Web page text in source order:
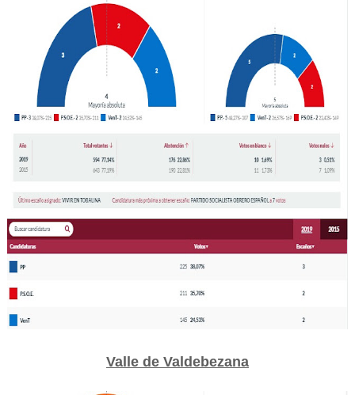
Valle de Valdebezana